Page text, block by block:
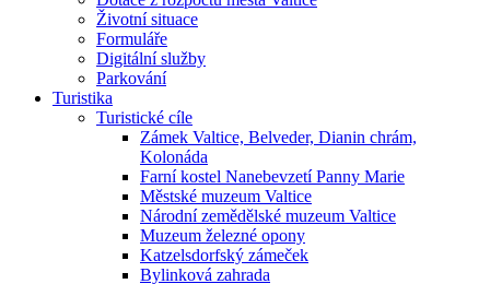
Životní situace
Formuláře
Digitální služby
Parkování
Turistika
Turistické cíle
Zámek Valtice, Belveder, Dianin chrám,
Kolonáda
Farní kostel Nanebevzetí Panny Marie
Městské muzeum Valtice
Národní zemědělské muzeum Valtice
Muzeum železné opony
Katzelsdorfský zámeček
Bylinková zahrada